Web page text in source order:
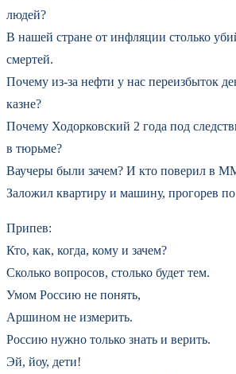
людей?
В нашей стране от инфляции столько
смертей.
Почему из-за нефти у нас переизбыток
казне?
Почему Ходорковский 2 года под
в тюрьме?
Ваучеры были зачем? И кто поверил в
Заложил квартиру и машину, прогорев
Припев:
Кто, как, когда, кому и зачем?
Сколько вопросов, столько будет тем.
Умом Россию не понять,
Аршином не измерить.
Россию нужно только знать и верить.
Эй, йоу, дети!